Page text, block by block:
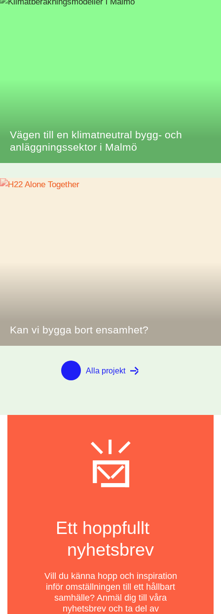
Vägen till en klimatneutral bygg- och
anläggningssektor i Malmö
Kan vi bygga bort ensamhet?
Alla projekt
Ett hoppfullt
nyhetsbrev
Vill du känna hopp och inspiration
inför omställningen till ett hållbart
samhälle? Anmäl dig till våra
nyhetsbrev och ta del av